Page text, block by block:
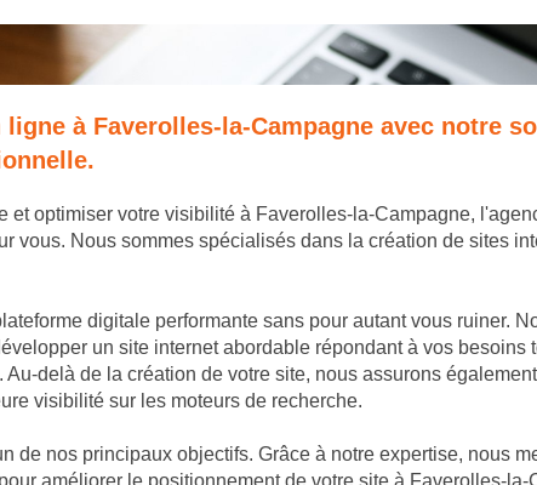
à Faverolles-la-Campagne avec notre
et optimiser votre visibilité à Faverolles-la-Campagne,
vous. Nous sommes spécialisés dans la création de sites
digitale performante sans pour autant vous ruiner.
un site internet abordable répondant à vos besoins
delà de la création de votre site, nous assurons
visibilité sur les moteurs de recherche.
de nos principaux objectifs. Grâce à notre expertise, nous
améliorer le positionnement de votre site à Faverolles-la-